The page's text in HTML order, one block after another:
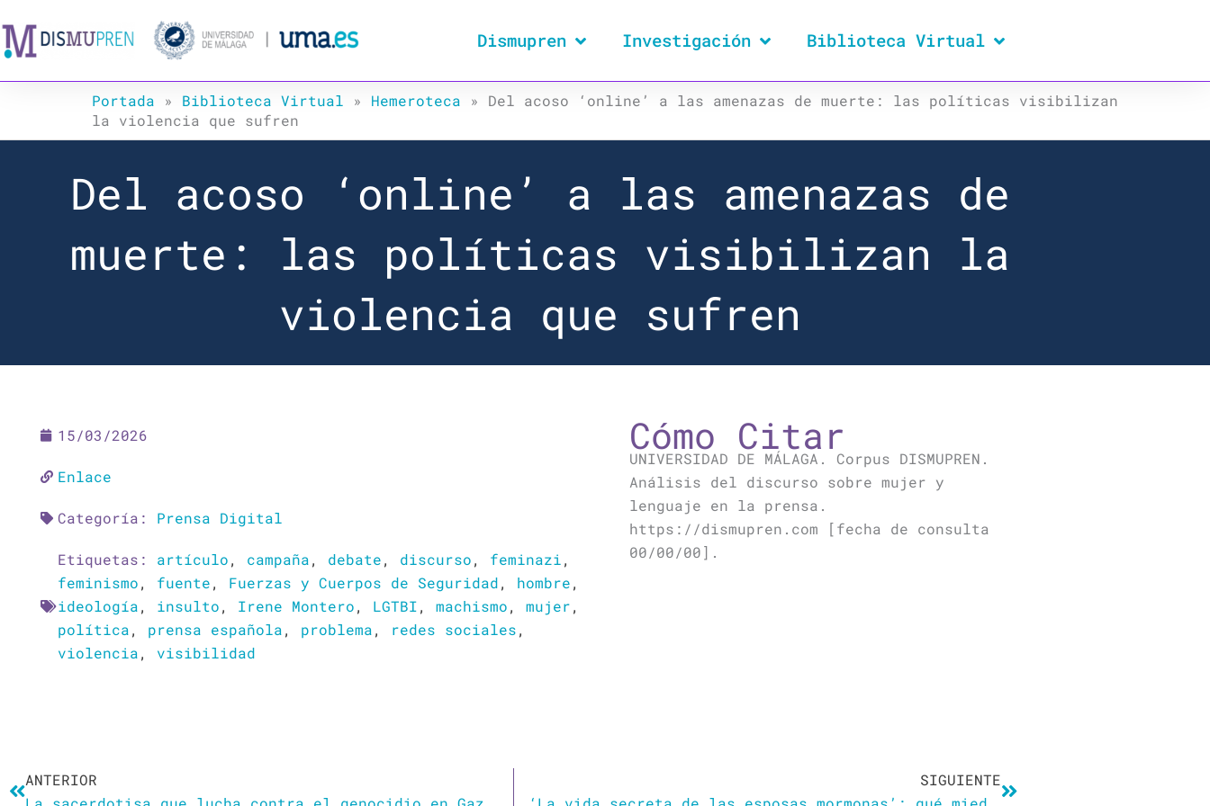
al
contenido
Dismupren Investigación Biblioteca Virtual
Portada » Biblioteca Virtual » Hemeroteca » Del acoso ‘online’ a las amenazas de muerte: las políticas visibilizan
la violencia que sufren
Del acoso ‘online’ a las amenazas de
muerte: las políticas visibilizan la
violencia que sufren
15/03/2026
Enlace
Categoría: Prensa Digital
Etiquetas: artículo, campaña, debate, discurso, feminazi,
feminismo, fuente, Fuerzas y Cuerpos de Seguridad, hombre,
ideología, insulto, Irene Montero, LGTBI, machismo, mujer,
política, prensa española, problema, redes sociales,
violencia, visibilidad
Cómo Citar
UNIVERSIDAD DE MÁLAGA. Corpus DISMUPREN.
Análisis del discurso sobre mujer y
lenguaje en la prensa.
https://dismupren.com [fecha de consulta
00/00/00].
ANTERIOR
SIGUIENTE